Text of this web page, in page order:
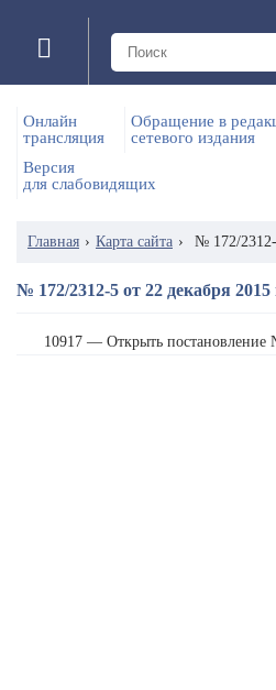
Онлайн
трансляция
Обращение в
сетевого издания
Версия
для слабовидящих
Главная › Карта сайта › № 172/2312-
№ 172/2312-5 от 22 декабря 2015
10917 — Открыть постановление